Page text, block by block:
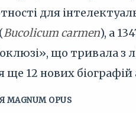
для
(Bucolicum carmen), а
що тривала з
ще 12 нових біографій
OPUS